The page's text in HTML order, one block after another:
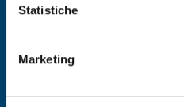
Statistiche
Marketing
ID EEN: TOGR20260330008